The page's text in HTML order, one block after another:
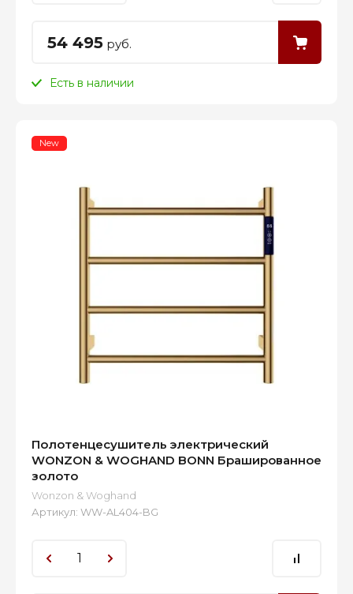
54 495 руб.
Есть в наличии
New
Полотенцесушитель электрический
WONZON & WOGHAND BONN Брашированное
золото
Wonzon & Woghand
Артикул: WW-AL404-BG